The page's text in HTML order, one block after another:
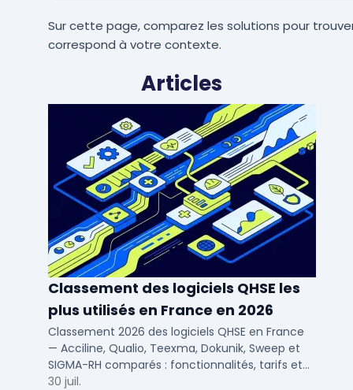
Sur cette page, comparez les solutions pour
correspond à votre contexte.
Articles
Classement des logiciels QHSE les
plus utilisés en France en 2026
Classement 2026 des logiciels QHSE en France
— Acciline, Qualio, Teexma, Dokunik, Sweep et
SIGMA-RH comparés : fonctionnalités, tarifs et
déploiement SaaS pour PME et ETI.
30 juil.